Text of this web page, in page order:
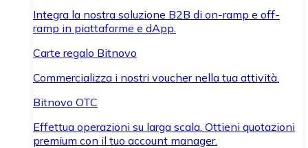
Integra la nostra soluzione B2B di on-ramp e off-
ramp in piattaforme e dApp.
Carte regalo Bitnovo
Commercializza i nostri voucher nella tua attività.
Bitnovo OTC
Effettua operazioni su larga scala. Ottieni quotazioni
premium con il tuo account manager.